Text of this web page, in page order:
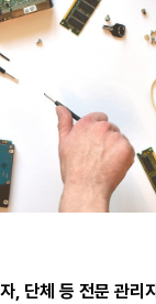
, 단체 등 전문 관리